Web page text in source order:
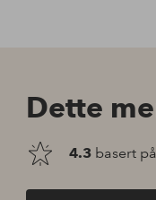
Dette
4.3 basert på